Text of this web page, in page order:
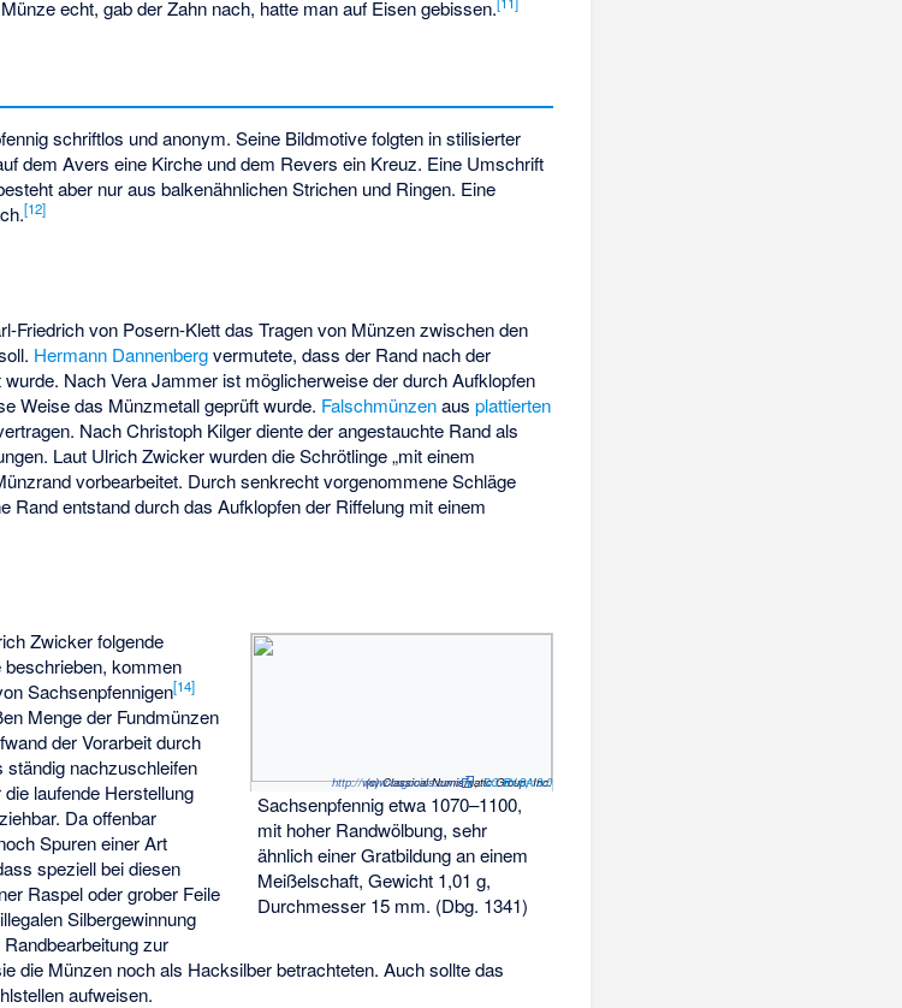
echt, gab der Zahn nach, hatte man auf Eisen gebissen.
schriftlos und anonym. Seine Bildmotive folgten in stilisierter
dem Avers eine Kirche und dem Revers ein Kreuz. Eine Umschrift
aber nur aus balkenähnlichen Strichen und Ringen. Eine
[12]
Friedrich von Posern-Klett das Tragen von Münzen zwischen den
Hermann Dannenbergvermutete, dass der Rand nach der
wurde. NachVera Jammer ist möglicherweise der durch Aufklopfen
Weise das Münzmetall geprüft wurde. Falschmünzenausplattierten
Nach Christoph Kilger diente der angestauchte Rand als
Laut Ulrich Zwicker wurden die Schrötlinge „mit einem
vorbearbeitet. Durch senkrecht vorgenommene Schläge
Rand entstand durch das Aufklopfen der Riffelung mit einem
(c) Classical Numismatic Group, Inc.
http://www.cngcoins.com ,CC BY-SA 3.0
Sachsenpfennig etwa 1070–1100,
mit hoher Randwölbung, sehr
ähnlich einer Gratbildung an einem
Meißelschaft, Gewicht 1,01 g,
Durchmesser 15 mm. (Dbg. 1341)
Zwicker folgende
kommen
Sachsenpfennigen[14]
Menge der Fundmünzen
der Vorarbeit durch
nachzuschleifen
laufende Herstellung
Da offenbar
Spuren einer Art
speziell bei diesen
Raspel oder grober Feile
Silbergewinnung
zur
die Münzen noch als Hacksilber betrachteten. Auch sollte das
aufweisen.